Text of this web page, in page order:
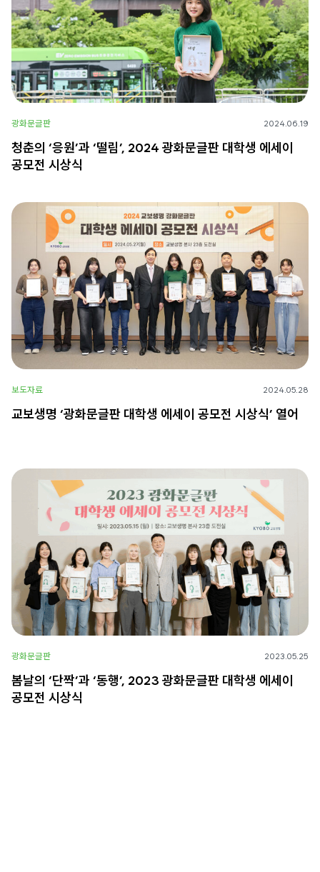
광화문글판 2024.06.19
청춘의 ‘응원’과 ‘떨림’, 2024 광화문글판 대학생 에세이
공모전 시상식
보도자료 2024.05.28
교보생명 ‘광화문글판 대학생 에세이 공모전 시상식’ 열어
광화문글판 2023.05.25
봄날의 ‘단짝’과 ‘동행’, 2023 광화문글판 대학생 에세이
공모전 시상식